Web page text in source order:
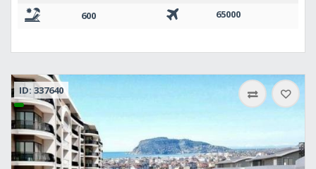
600
65000
ID: 337640